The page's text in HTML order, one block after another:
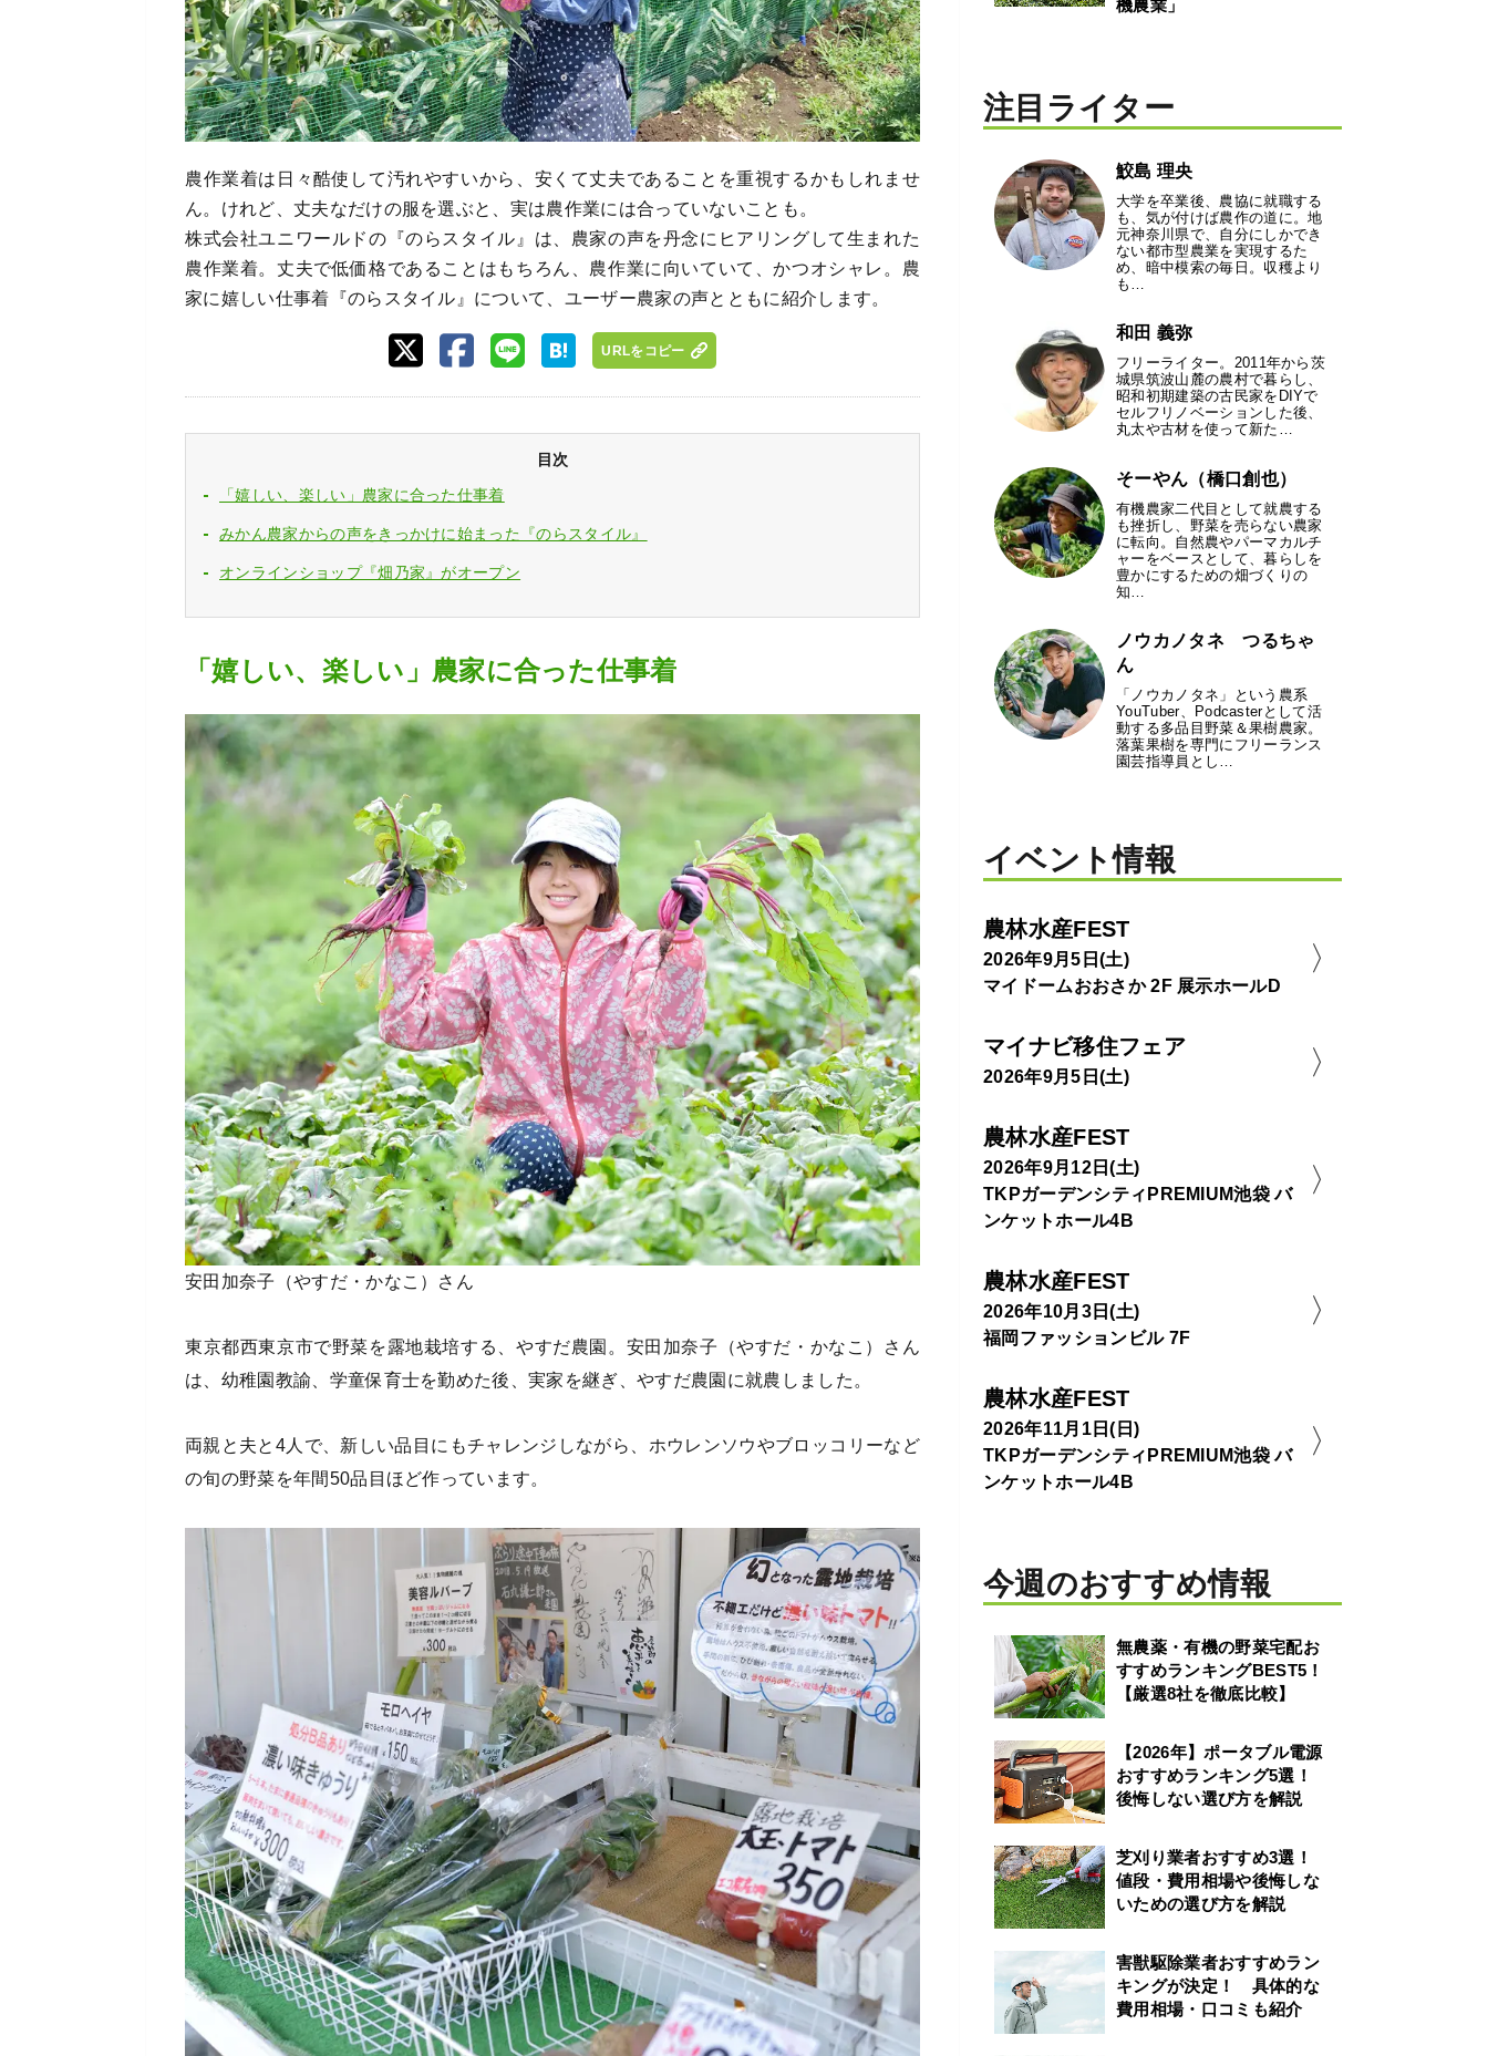
農作業着は日々酷使して汚れやすいから、安くて丈夫であることを重視するかもしれませ
ん。けれど、丈夫なだけの服を選ぶと、実は農作業には合っていないことも。
株式会社ユニワールドの『のらスタイル』は、農家の声を丹念にヒアリングして生まれた
農作業着。丈夫で低価格であることはもちろん、農作業に向いていて、かつオシャレ。農
家に嬉しい仕事着『のらスタイル』について、ユーザー農家の声とともに紹介します。
URLをコピー
目次
「嬉しい、楽しい」農家に合った仕事着
みかん農家からの声をきっかけに始まった『のらスタイル』
オンラインショップ『畑乃家』がオープン
「嬉しい、楽しい」農家に合った仕事着
安田加奈子（やすだ・かなこ）さん
東京都西東京市で野菜を露地栽培する、やすだ農園。安田加奈子（やすだ・かなこ）さん
は、幼稚園教諭、学童保育士を勤めた後、実家を継ぎ、やすだ農園に就農しました。
両親と夫と4人で、新しい品目にもチャレンジしながら、ホウレンソウやブロッコリーなど
の旬の野菜を年間50品目ほど作っています。
機農業」
注目ライター
鮫島 理央
大学を卒業後、農協に就職する
も、気が付けば農作の道に。地
元神奈川県で、自分にしかでき
ない都市型農業を実現するた
め、暗中模索の毎日。収穫より
も…
和田 義弥
フリーライター。2011年から茨
城県筑波山麓の農村で暮らし、
昭和初期建築の古民家をDIYで
セルフリノベーションした後、
丸太や古材を使って新た…
そーやん（橋口創也）
有機農家二代目として就農する
も挫折し、野菜を売らない農家
に転向。自然農やパーマカルチ
ャーをベースとして、暮らしを
豊かにするための畑づくりの
知…
ノウカノタネ つるちゃ
ん
「ノウカノタネ」という農系
YouTuber、Podcasterとして活
動する多品目野菜＆果樹農家。
落葉果樹を専門にフリーランス
園芸指導員とし…
イベント情報
農林水産FEST
2026年9月5日(土)
マイドームおおさか 2F 展示ホールD
マイナビ移住フェア
2026年9月5日(土)
農林水産FEST
2026年9月12日(土)
TKPガーデンシティPREMIUM池袋 バ
ンケットホール4B
農林水産FEST
2026年10月3日(土)
福岡ファッションビル 7F
農林水産FEST
2026年11月1日(日)
TKPガーデンシティPREMIUM池袋 バ
ンケットホール4B
今週のおすすめ情報
無農薬・有機の野菜宅配お
すすめランキングBEST5！
【厳選8社を徹底比較】
【2026年】ポータブル電源
おすすめランキング5選！
後悔しない選び方を解説
芝刈り業者おすすめ3選！
値段・費用相場や後悔しな
いための選び方を解説
害獣駆除業者おすすめラン
キングが決定！ 具体的な
費用相場・口コミも紹介